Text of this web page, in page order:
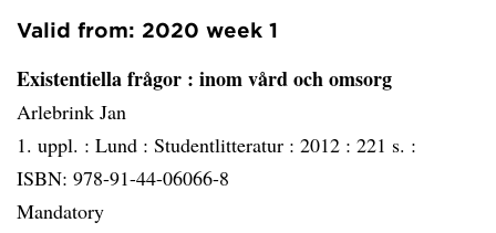
Valid from: 2020 week 1
Existentiella frågor : inom vård och omsorg
Arlebrink Jan
1. uppl. : Lund : Studentlitteratur : 2012 : 221 s. :
ISBN: 978-91-44-06066-8
Mandatory